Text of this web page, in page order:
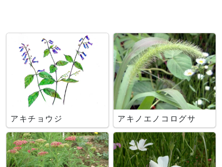
アキチョウジ アキノエノコログサ